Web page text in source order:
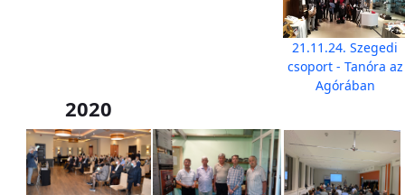
21.11.24. Szegedi
csoport - Tanóra az
Agórában
2020